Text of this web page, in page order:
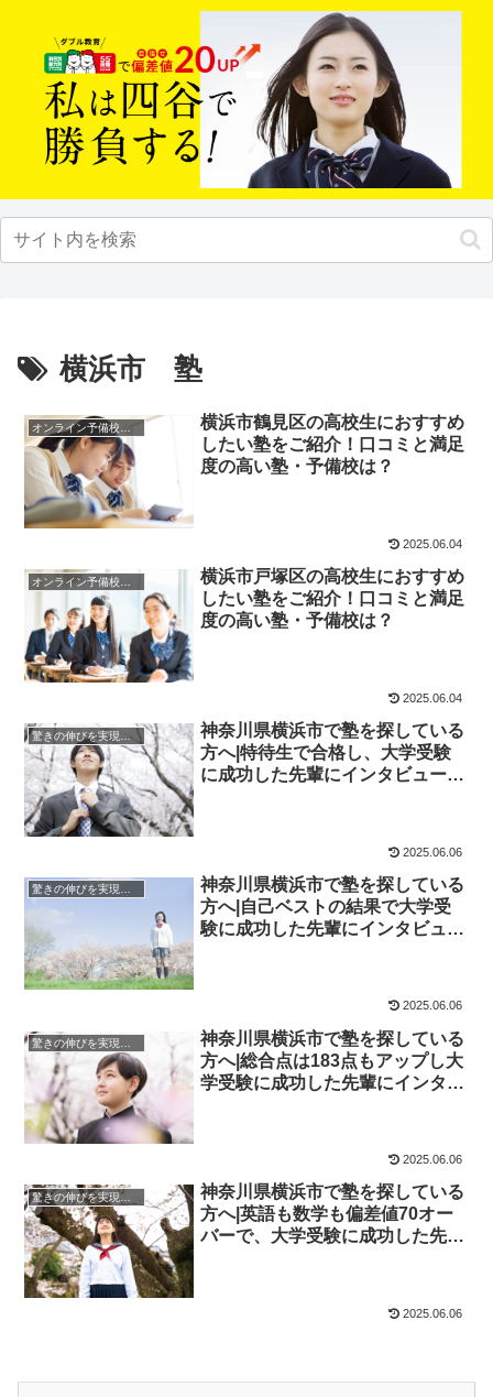
横浜市 塾
横浜市鶴見区の高校生におすすめ
したい塾をご紹介！口コミと満足
度の高い塾・予備校は？
2025.06.04
横浜市戸塚区の高校生におすすめ
したい塾をご紹介！口コミと満足
度の高い塾・予備校は？
2025.06.04
神奈川県横浜市で塾を探している
方へ|特待生で合格し、大学受験
に成功した先輩にインタビュー！
2025.06.06
驚きの伸びを実現｜先輩列伝
神奈川県横浜市で塾を探している
方へ|自己ベストの結果で大学受
験に成功した先輩にインタビュ
2025.06.06
神奈川県横浜市で塾を探している
方へ|総合点は183点もアップし大
学受験に成功した先輩にインタビ
2025.06.06
驚きの伸びを実現｜先輩列伝
神奈川県横浜市で塾を探している
方へ|英語も数学も偏差値70オー
バーで、大学受験に成功した先輩
2025.06.06